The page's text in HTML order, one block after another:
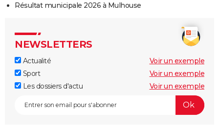
Résultat municipale 2026 à Mulhouse
NEWSLETTERS
Actualité
Voir un exemple
Sport
Voir un exemple
Les dossiers d'actu
Voir un exemple